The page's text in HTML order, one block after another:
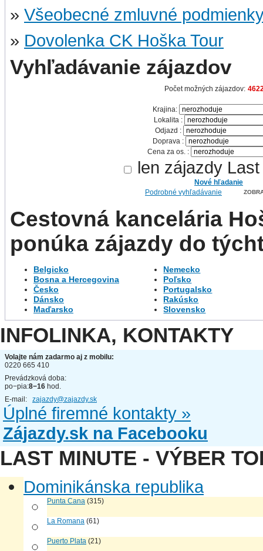
» Všeobecné zmluvné
» Dovolenka CK Hoška Tour
Vyhľadávanie zájazdov
Počet možných zájazdov:
Krajina:
Lokalita :
Odjazd :
Doprava :
Cena za os. :
len zájazdy
Nové hľadanie
Podrobné vyhľadávanie
Cestovná kancelária
ponúka zájazdy do
Belgicko
Bosna a Hercegovina
Česko
Dánsko
Maďarsko
Nemecko
Poľsko
Portugalsko
Rakúsko
Slovensko
INFOLINKA, KONTAKTY
Volajte nám zadarmo aj z mobilu:
0220 665 410
Prevádzková doba:
po−pia:8−16 hod.
E-mail: zajazdy@zajazdy.sk
Úplné firemné kontakty »
Zájazdy.sk na Facebooku
LAST MINUTE - VÝBER
Dominikánska republika
Punta Cana (315)
La Romana (61)
Puerto Plata (21)